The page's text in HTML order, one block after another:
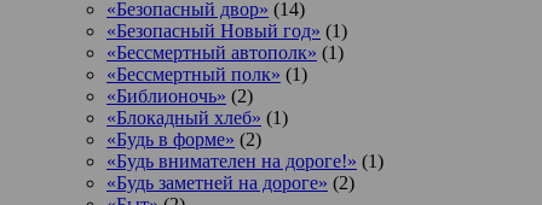
«Безопасный двор» (14)
«Безопасный Новый год» (1)
«Бессмертный автополк» (1)
«Бессмертный полк» (1)
«Библионочь» (2)
«Блокадный хлеб» (1)
«Будь в форме» (2)
«Будь внимателен на дороге!» (1)
«Будь заметней на дороге» (2)